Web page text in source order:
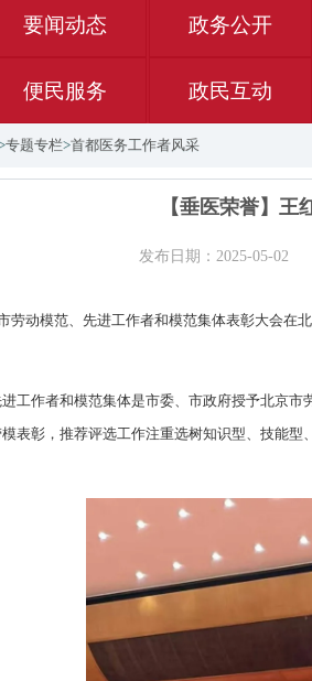
要闻动态 政务公开
便民服务 政民互动
专题专栏>首都医务工作者风采
【垂医荣誉】王
发布日期：2025-05-02
劳动模范、先进工作者和模范集体表彰大会在
工作者和模范集体是市委、市政府授予北京
表彰，推荐评选工作注重选树知识型、技能